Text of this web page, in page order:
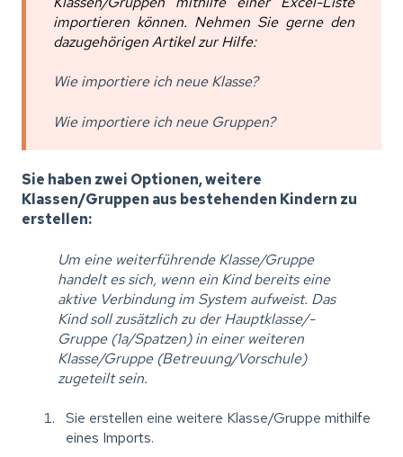
importieren können. Nehmen Sie gerne den
dazugehörigen Artikel zur Hilfe:
Wie importiere ich neue Klasse?
Wie importiere ich neue Gruppen?
Sie haben zwei Optionen, weitere
Klassen/Gruppen aus bestehenden Kindern zu
erstellen:
Um eine weiterführende Klasse/Gruppe
handelt es sich, wenn ein Kind bereits eine
aktive Verbindung im System aufweist. Das
Kind soll zusätzlich zu der Hauptklasse/-
Gruppe (1a/Spatzen) in einer weiteren
Klasse/Gruppe (Betreuung/Vorschule)
zugeteilt sein.
Sie erstellen eine weitere Klasse/Gruppe mithilfe
eines Imports.